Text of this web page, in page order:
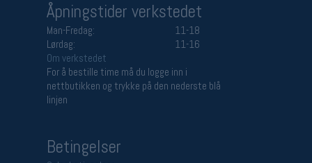
Åpningstider verkstedet
Man-Fredag:
11-18
Lørdag:
11-16
Om verkstedet
For å bestille time må du logge inn i
nettbutikken og trykke på den nederste blå
linjen
Betingelser